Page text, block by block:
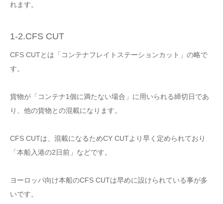
れます。
1-2.CFS CUT
CFS CUTとは「コンテナフレイトステーションカット」の略で
す。
貨物が「コンテナ1個に満たない場合」に用いられる締切日であ
り、他の貨物との混載になります。
CFS CUTは、混載になるためCY CUTより早く定められており
「本船入港の2日前」などです。
ヨーロッパ向け本船のCFS CUTは早めに設けられている事が多
いです。